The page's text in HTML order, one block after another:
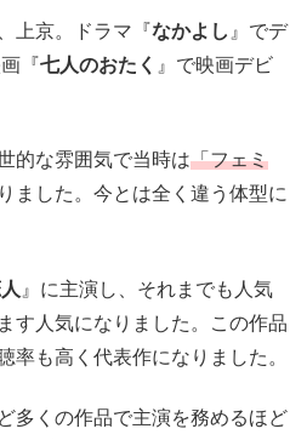
上京。ドラマ『なかよし 』でデ
『七人のおたく 』で映画デビ
的な雰囲気で当時は「フェミ
ました。今とは全く違う体型に
』に主演し、それまでも人気
す人気になりました。この作品
率も高く代表作になりました。
多くの作品で主演を務めるほど